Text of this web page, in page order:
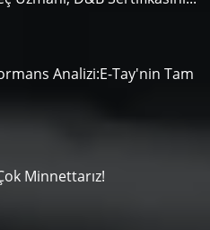
Analizi:E-Tay'nin Tam
Minnettarız!